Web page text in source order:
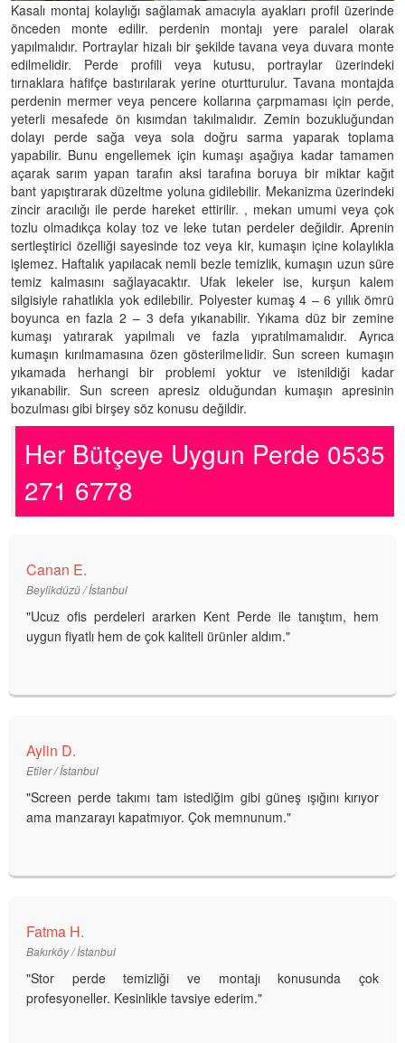
Kasalı montaj kolaylığı sağlamak amacıyla ayakları profil üzerinde
önceden monte edilir. perdenin montajı yere paralel olarak
yapılmalıdır. Portraylar hizalı bir şekilde tavana veya duvara monte
edilmelidir. Perde profili veya kutusu, portraylar üzerindeki
tırnaklara hafifçe bastırılarak yerine oturtturulur. Tavana montajda
perdenin mermer veya pencere kollarına çarpmaması için perde,
yeterli mesafede ön kısımdan takılmalıdır. Zemin bozukluğundan
dolayı perde sağa veya sola doğru sarma yaparak toplama
yapabilir. Bunu engellemek için kumaşı aşağıya kadar tamamen
açarak sarım yapan tarafın aksi tarafına boruya bir miktar kağıt
bant yapıştırarak düzeltme yoluna gidilebilir. Mekanizma üzerindeki
zincir aracılığı ile perde hareket ettirilir. , mekan umumi veya çok
tozlu olmadıkça kolay toz ve leke tutan perdeler değildir. Aprenin
sertleştirici özelliği sayesinde toz veya kir, kumaşın içine kolaylıkla
işlemez. Haftalık yapılacak nemli bezle temizlik, kumaşın uzun süre
temiz kalmasını sağlayacaktır. Ufak lekeler ise, kurşun kalem
silgisiyle rahatlıkla yok edilebilir. Polyester kumaş 4 – 6 yıllık ömrü
boyunca en fazla 2 – 3 defa yıkanabilir. Yıkama düz bir zemine
kumaşı yatırarak yapılmalı ve fazla yıpratılmamalıdır. Ayrıca
kumaşın kırılmamasına özen gösterilmelidir. Sun screen kumaşın
yıkamada herhangi bir problemi yoktur ve istenildiği kadar
yıkanabilir. Sun screen apresiz olduğundan kumaşın apresinin
bozulması gibi birşey söz konusu değildir.
Her Bütçeye Uygun Perde 0535
271 6778
Canan E.
Beylikdüzü / İstanbul
"Ucuz ofis perdeleri ararken Kent Perde ile tanıştım, hem
uygun fiyatlı hem de çok kaliteli ürünler aldım."
Aylin D.
Etiler / İstanbul
"Screen perde takımı tam istediğim gibi güneş ışığını kırıyor
ama manzarayı kapatmıyor. Çok memnunum."
Fatma H.
Bakırköy / İstanbul
"Stor perde temizliği ve montajı konusunda çok
profesyoneller. Kesinlikle tavsiye ederim."